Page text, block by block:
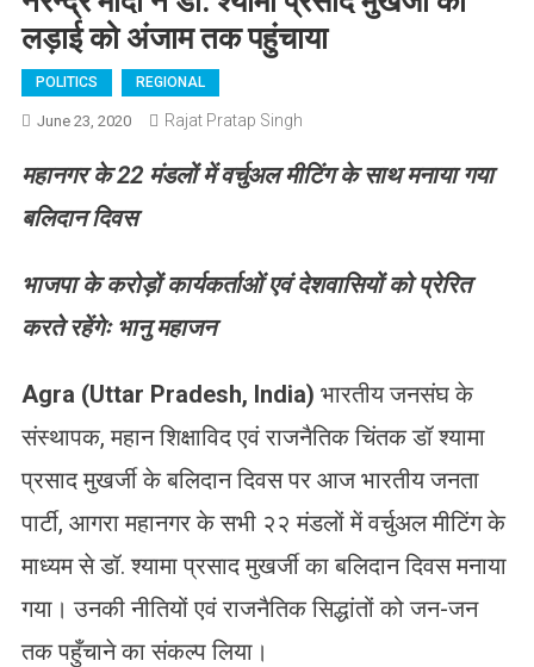
लड़ाई को अंजाम तक पहुंचाया
POLITICS REGIONAL
June 23, 2020 Rajat Pratap Singh
महानगर के 22 मंडलों में वर्चुअल मीटिंग के साथ मनाया गया
बलिदान दिवस
भाजपा के करोड़ों कार्यकर्ताओं एवं देशवासियों को प्रेरित
करते रहेंगेः भानु महाजन
Agra (Uttar Pradesh, India) भारतीय जनसंघ के
संस्थापक, महान शिक्षाविद एवं राजनैतिक चिंतक डॉ श्यामा
प्रसाद मुखर्जी के बलिदान दिवस पर आज भारतीय जनता
पार्टी, आगरा महानगर के सभी २२ मंडलों में वर्चुअल मीटिंग के
माध्यम से डॉ. श्यामा प्रसाद मुखर्जी का बलिदान दिवस मनाया
गया। उनकी नीतियों एवं राजनैतिक सिद्धांतों को जन-जन
तक पहुँचाने का संकल्प लिया।